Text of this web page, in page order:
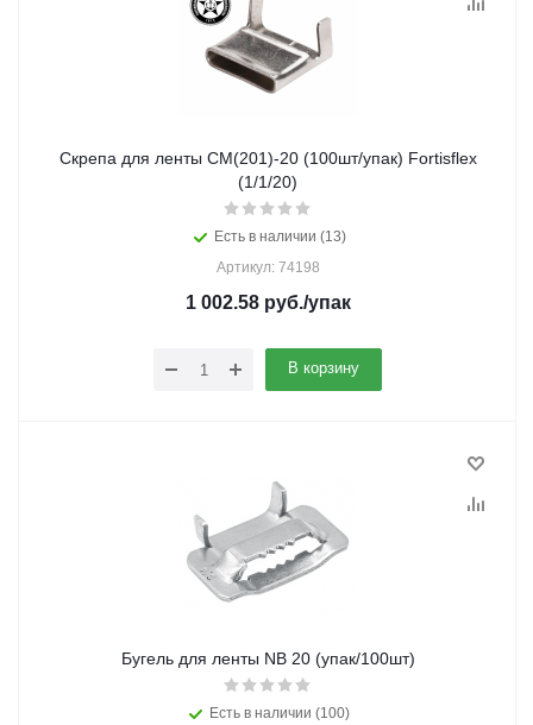
Скрепа для ленты СМ(201)-20 (100шт/упак) Fortisflex
(1/1/20)
Есть в наличии (13)
Артикул: 74198
1 002.58руб./упак
В корзину
Бугель для ленты NB 20 (упак/100шт)
Есть в наличии (100)